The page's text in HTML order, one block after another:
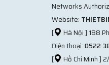
Networks
Website:
[
Hà Nội ] 188
Điện thoại:0522
[
Hồ Chí Minh ]